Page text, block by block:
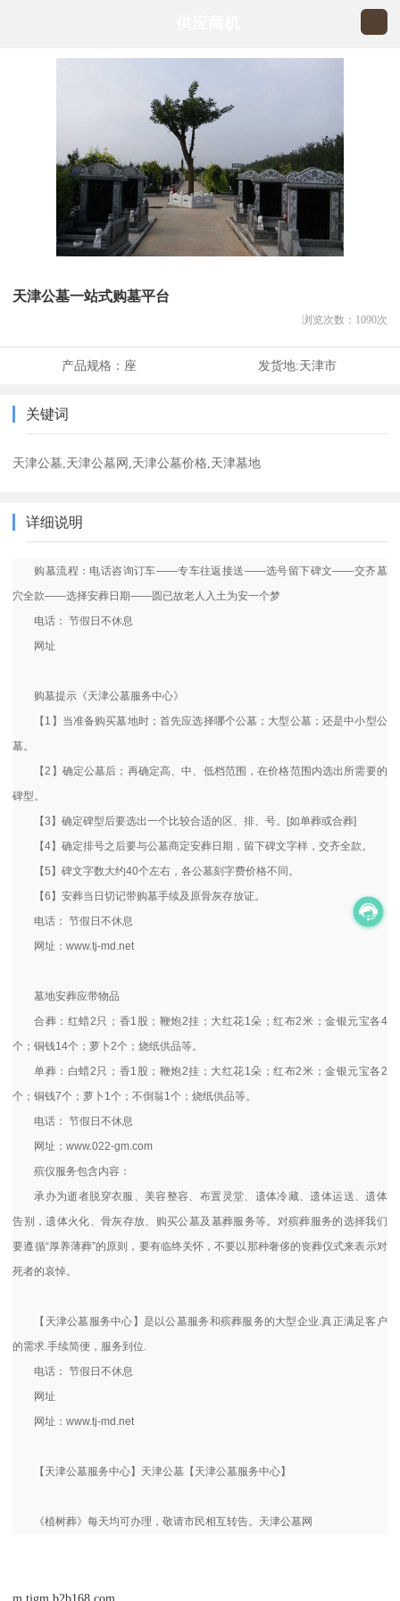
天津公墓一站式购墓平台
浏览次数： 1090次
产品规格： 座 发货地:天津市
关键词
天津公墓,天津公墓网,天津公墓价格,天津墓地
详细说明
购墓流程：电话咨询订车——专车往返接送——选号留下碑文——交齐墓
穴全款——选择安葬日期——圆已故老人入土为安一个梦
电话： 节假日不休息
网址
购墓提示《天津公墓服务中心》
【1】当准备购买墓地时；首先应选择哪个公墓；大型公墓；还是中小型公
墓。
【2】确定公墓后；再确定高、中、低档范围，在价格范围内选出所需要的
碑型。
【3】确定碑型后要选出一个比较合适的区、排、号。[如单葬或合葬]
【4】确定排号之后要与公墓商定安葬日期，留下碑文字样，交齐全款。
【5】碑文字数大约40个左右，各公墓刻字费价格不同。
【6】安葬当日切记带购墓手续及原骨灰存放证。
电话： 节假日不休息
网址：www.tj-md.net
墓地安葬应带物品
合葬：红蜡2只；香1股；鞭炮2挂；大红花1朵；红布2米；金银元宝各4
个；铜钱14个；萝卜2个；烧纸供品等。
单葬：白蜡2只；香1股；鞭炮2挂；大红花1朵；红布2米；金银元宝各2
个；铜钱7个；萝卜1个；不倒翁1个；烧纸供品等。
电话： 节假日不休息
网址：www.022-gm.com
殡仪服务包含内容：
承办为逝者脱穿衣服、美容整容、布置灵堂、遗体冷藏、遗体运送、遗体
告别，遗体火化、骨灰存放、购买公墓及墓葬服务等。对殡葬服务的选择我们
要遵循“厚养薄葬”的原则，要有临终关怀，不要以那种奢侈的丧葬仪式来表示对
死者的哀悼。
【天津公墓服务中心】是以公墓服务和殡葬服务的大型企业.真正满足客户
的需求.手续简便，服务到位.
电话： 节假日不休息
网址
网址：www.tj-md.net
【天津公墓服务中心】天津公墓【天津公墓服务中心】
《植树葬》每天均可办理，敬请市民相互转告。天津公墓网
m.tjgm.b2b168.com